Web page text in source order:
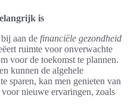
is
aan de financiële gezondheid
ruimte voor onverwachte
voor de toekomst te plannen.
kunnen de algehele
sparen, kan men genieten van
nieuwe ervaringen, zoals